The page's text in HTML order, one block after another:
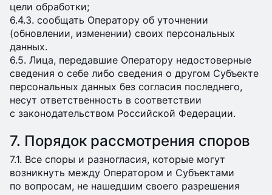
цели обработки;
6.4.3. сообщать Оператору об уточнении
(обновлении, изменении) своих персональных
данных.
6.5. Лица, передавшие Оператору недостоверные
сведения о себе либо сведения о другом Субъекте
персональных данных без согласия последнего,
несут ответственность в соответствии
с законодательством Российской Федерации.
7. Порядок рассмотрения споров
7.1. Все споры и разногласия, которые могут
возникнуть между Оператором и Субъектами
по вопросам, не нашедшим своего разрешения